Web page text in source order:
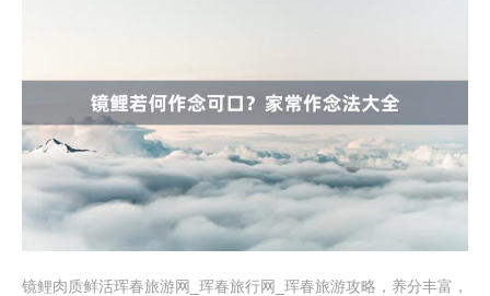
镜鲤肉质鲜活珲春旅游网_珲春旅行网_珲春旅游攻略，养分丰富，